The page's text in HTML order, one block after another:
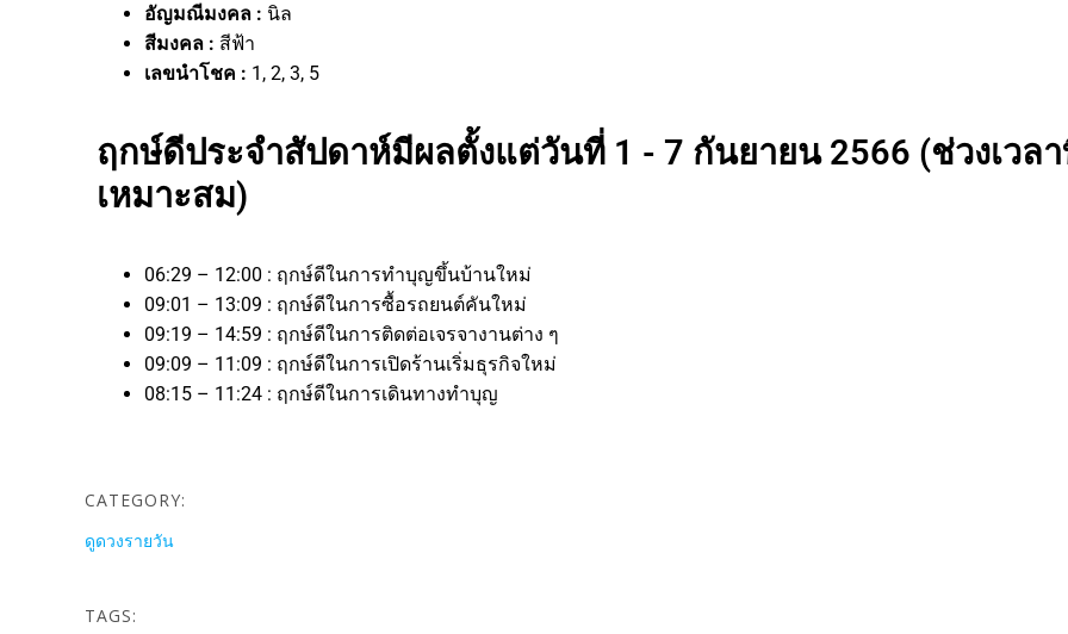
อัญมณีมงคล : นิล
สีมงคล : สีฟ้า
เลขนำโชค : 1, 2, 3, 5
ฤกษ์ดีประจำสัปดาห์มีผลตั้งแต่วันที่ 1 - 7 กันยายน 2566 (ช่วงเวล
เหมาะสม)
06:29 – 12:00 : ฤกษ์ดีในการทำบุญขึ้นบ้านใหม่
09:01 – 13:09 : ฤกษ์ดีในการซื้อรถยนต์คันใหม่
09:19 – 14:59 : ฤกษ์ดีในการติดต่อเจรจางานต่าง ๆ
09:09 – 11:09 : ฤกษ์ดีในการเปิดร้านเริ่มธุรกิจใหม่
08:15 – 11:24 : ฤกษ์ดีในการเดินทางทำบุญ
CATEGORY:
ดูดวงรายวัน
TAGS: